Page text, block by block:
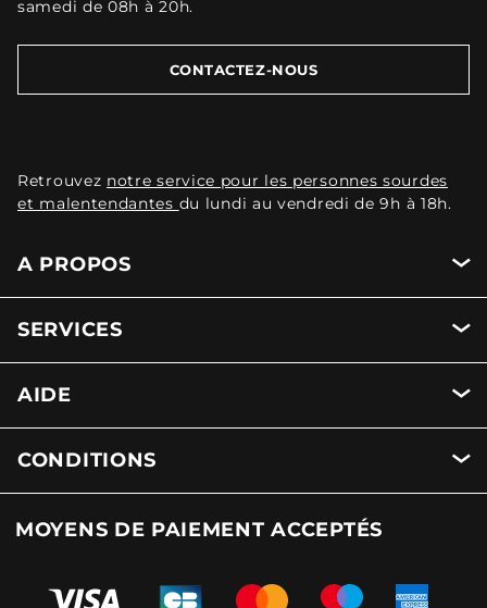
samedi de 08h à 20h.
CONTACTEZ-NOUS
Retrouvez notre service pour les personnes sourdes
et malentendantes du lundi au vendredi de 9h à 18h.
A PROPOS
SERVICES
AIDE
CONDITIONS
MOYENS DE PAIEMENT ACCEPTÉS